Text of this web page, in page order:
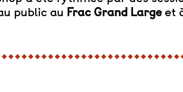
public au Frac Grand Largeet